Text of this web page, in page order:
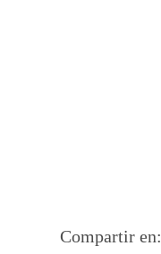
Compartir en: